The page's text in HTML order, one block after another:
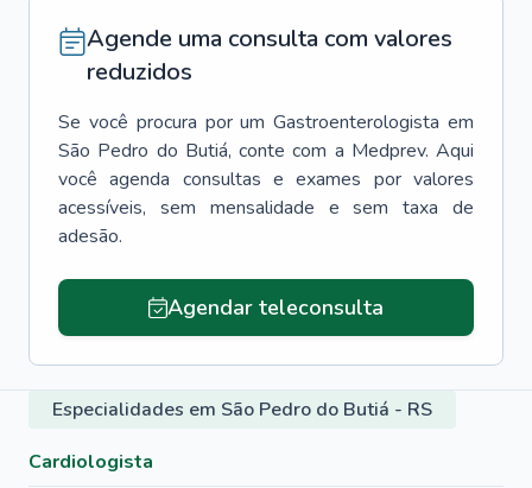
Agende uma consulta com valores
reduzidos
Se você procura por um Gastroenterologista em
São Pedro do Butiá, conte com a Medprev. Aqui
você agenda consultas e exames por valores
acessíveis, sem mensalidade e sem taxa de
adesão.
Agendar teleconsulta
Especialidades em São Pedro do Butiá - RS
Cardiologista